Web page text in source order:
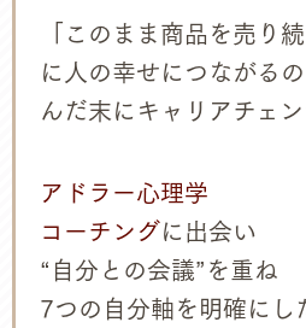
「このまま商品を売り
に人の幸せにつながる
んだ末にキャリアチェン
アドラー心理学
コーチング に出会い
“自分との会議”を重ね
7つの自分軸を明確にし